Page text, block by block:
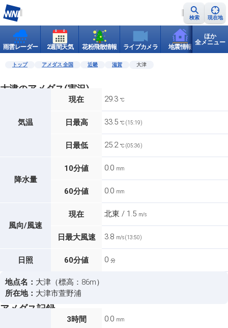
検索 現在地
雨雲レーダー 2週間天気 花粉飛散情報 ライブカメラ 地震情報 世界天
ほか
全メニュー
トップ アメダス 全国 近畿 滋賀 大津
大津のアメダス(実況)
気温
現在 29.3 ℃
日最高 33.5 ℃ (15:19)
日最低 25.2 ℃ (05:36)
降水量
10分値 0.0 mm
60分値 0.0 mm
風向/風速
現在 北東 / 1.5 m/s
日最大風速 3.8 m/s (13:50)
日照 60分値 0 分
地点名： 大津（標高：86m）
所在地： 大津市萱野浦
アメダス記録
3時間 0.0 mm